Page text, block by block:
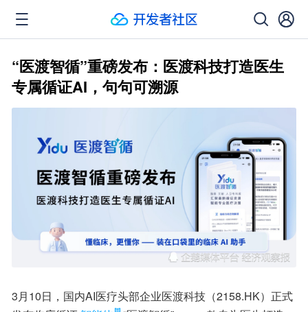
“医渡智循”重磅发布：医渡科技打造医生
专属循证AI，句句可溯源
3月10日，国内AI医疗头部企业医渡科技（2158.HK）正式